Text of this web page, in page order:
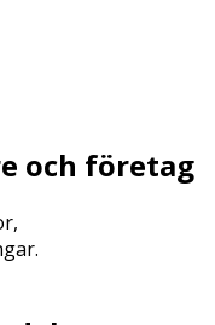
och företag